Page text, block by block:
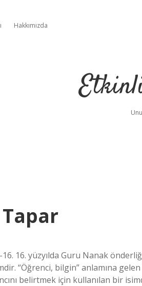
Hakkımızda
16. yüzyılda Guru Nanak
“Öğrenci, bilgin” anlamına
belirtmek için kullanılan bir